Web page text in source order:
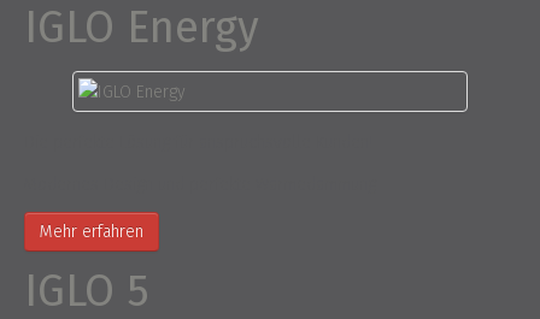
IGLO Energy
Mehr erfahren
IGLO 5